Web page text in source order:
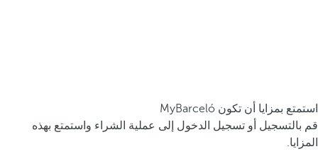
استمتع بمزايا أن تكون MyBarceló
قم بالتسجيل أو تسجيل الدخول إلى عملية الشراء واستمتع بهذه
المزايا.